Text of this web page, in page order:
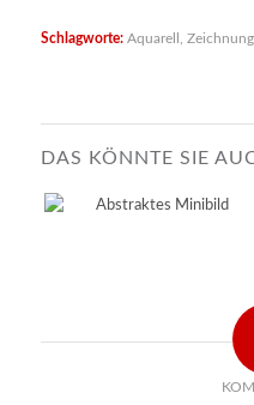
Schlagworte: Aquarell Zeichnung
DAS KÖNNTE SIE